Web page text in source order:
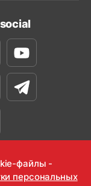
Youtube
Телеграм
Дзен
файлы -
персональных